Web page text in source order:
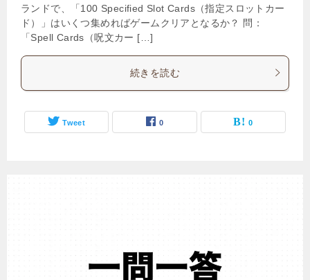
ランドで、「100 Specified Slot Cards（指定スロットカー
ド）」はいくつ集めればゲームクリアとなるか？ 問：
「Spell Cards（呪文カー […]
続きを読む
Tweet 0 0